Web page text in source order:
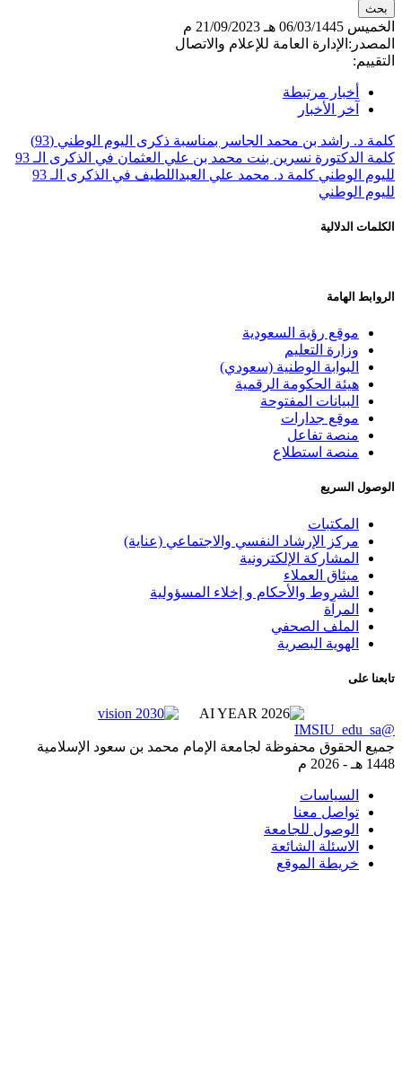
06/03/1445 هـ
21/09/2023 م
الإدارة العامة للإعلام والاتصال
أخبار مرتبطة
آخر الأخبار
د. راشد بن محمد الجاسر بمناسبة ذكرى اليوم الوطني (93)
كلمة الدكتورة نسرين بنت محمد بن علي العثمان في الذكرى الـ 93
الوطني
كلمة د. محمد علي العبداللطيف في الذكرى الـ 93
الوطني
الدلالية
الهامة
موقع رؤية السعودية
وزارة التعليم
البوابة الوطنية (سعودي)
هيئة الحكومة الرقمية
البيانات المفتوحة
موقع جدارات
منصة تفاعل
منصة استطلاع
السريع
المكتبات
مركز الإرشاد النفسي والاجتماعي (عناية)
المشاركة الإلكترونية
ميثاق العملاء
الشروط والأحكام و إخلاء المسؤولية
المرآة
الملف الصحفي
الهوية البصرية
على
الحقوق محفوظة لجامعة الإمام محمد بن سعود الإسلامية
2026 م
السياسات
تواصل معنا
الوصول للجامعة
الاسئلة الشائعة
خريطة الموقع